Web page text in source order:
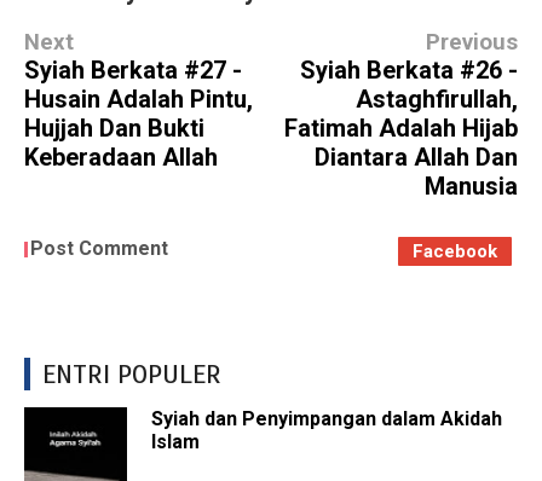
Next
Syiah Berkata #27 -
Husain Adalah Pintu,
Hujjah Dan Bukti
Keberadaan Allah
Previous
Syiah Berkata #26 -
Astaghfirullah,
Fatimah Adalah Hijab
Diantara Allah Dan
Manusia
Post Comment Facebook
ENTRI POPULER
Syiah dan Penyimpangan dalam Akidah
Islam